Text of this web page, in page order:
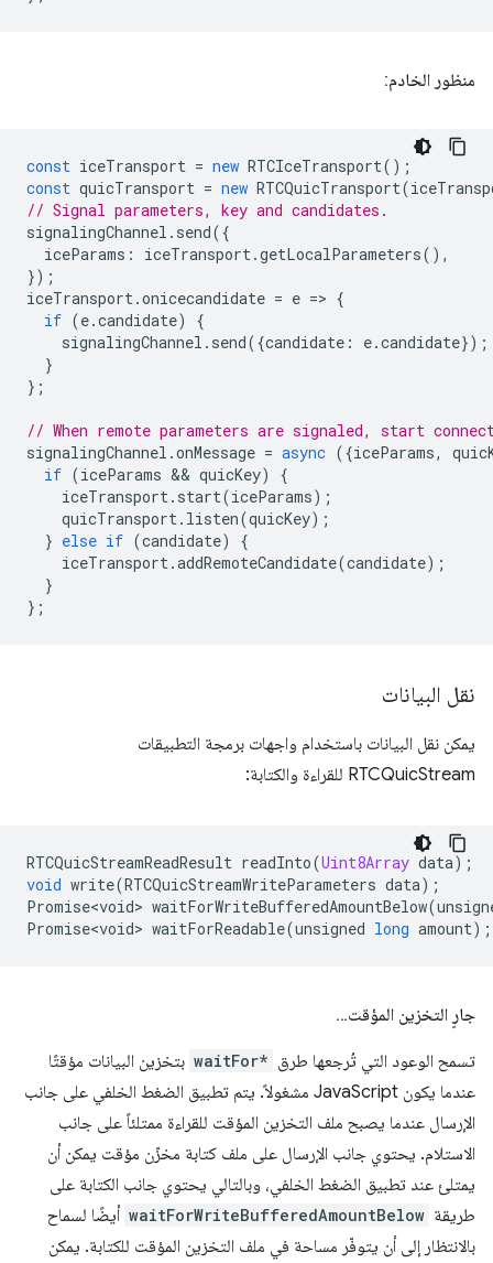
منظور الخادم:
const iceTransport = new RTCIceTransport();
const quicTransport = new RTCQuicTransport(
// Signal parameters, key and candidates.
signalingChannel . send({
iceParams : iceTransport.getLocalParameters(),
});
iceTransport.onicecandidate = e => {
if (e.candidate)
{
signalingChannel . send({candidate : e.candidate});
}
};
// When remote parameters are signaled, start
signalingChannel .onMessage = async ({iceParams,
if (iceParams && quicKey)
{
iceTransport. start(iceParams);
quicTransport. listen(quicKey);
} else if (candidate)
{
iceTransport.addRemoteCandidate(candidate);
}
};
نقل البيانات
يمكن نقل البيانات باستخدام واجهات برمجة التطبيقات
RTCQuicStream للقراءة والكتابة:
RTCQuicStreamReadResult readInto(Uint8Array data);
void write(RTCQuicStreamWriteParameters data);
Promise<void> waitForWriteBufferedAmountBelow(
Promise<void> waitForReadable(unsigned long amount);
جارٍ التخزين المؤقت…
تسمح الوعود التي تُرجعها طرق waitFor* بتخزين البيانات مؤقتًا
عندما يكون JavaScript مشغولاً. يتم تطبيق الضغط الخلفي على جانب
الإرسال عندما يصبح ملف التخزين المؤقت للقراءة ممتلئاً على جانب
الاستلام. يحتوي جانب الإرسال على ملف كتابة مخزّن مؤقت يمكن أن
يمتلئ عند تطبيق الضغط الخلفي، وبالتالي يحتوي جانب الكتابة على
طريقة waitForWriteBufferedAmountBelow أيضًا لسماح
بالانتظار إلى أن يتوفّر مساحة في ملف التخزين المؤقت للكتابة. يمكن